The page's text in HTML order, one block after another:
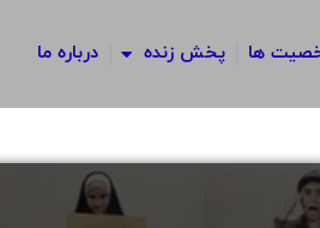
ها پخش زنده درباره ما